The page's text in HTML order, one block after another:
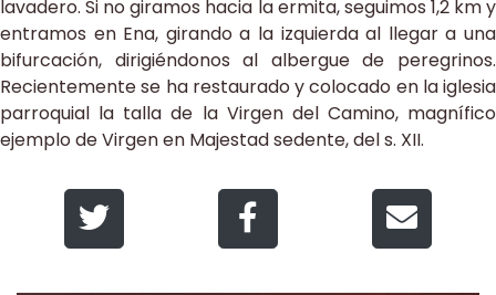
lavadero. Si no giramos hacia la ermita, seguimos 1,2 km y
entramos en Ena, girando a la izquierda al llegar a una
bifurcación, dirigiéndonos al albergue de peregrinos.
Recientemente se ha restaurado y colocado en la iglesia
parroquial la talla de la Virgen del Camino, magnífico
ejemplo de Virgen en Majestad sedente, del s. XII.